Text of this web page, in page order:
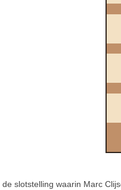
de slotstelling waarin Marc